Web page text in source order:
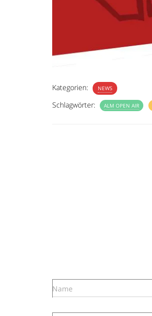
Kategorien: NEWS
Schlagwörter: ALM OPEN AIR
Name